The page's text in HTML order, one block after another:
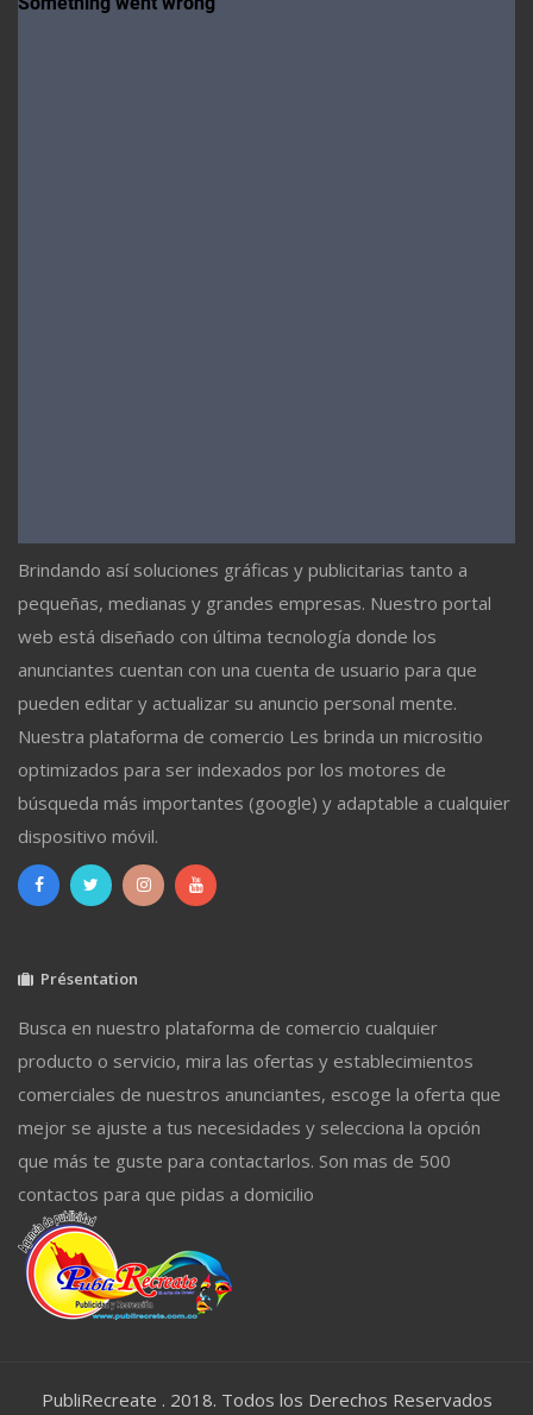
Brindando así soluciones gráficas y publicitarias tanto a
pequeñas, medianas y grandes empresas. Nuestro portal
web está diseñado con última tecnología donde los
anunciantes cuentan con una cuenta de usuario para que
pueden editar y actualizar su anuncio personal mente.
Nuestra plataforma de comercio Les brinda un micrositio
optimizados para ser indexados por los motores de
búsqueda más importantes (google) y adaptable a cualquier
dispositivo móvil.
Présentation
Busca en nuestro plataforma de comercio cualquier
producto o servicio, mira las ofertas y establecimientos
comerciales de nuestros anunciantes, escoge la oferta que
mejor se ajuste a tus necesidades y selecciona la opción
que más te guste para contactarlos. Son mas de 500
contactos para que pidas a domicilio
PubliRecreate . 2018. Todos los Derechos Reservados